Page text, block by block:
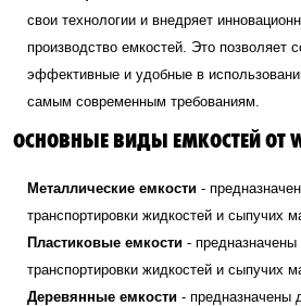
свои технологии и внедряет
производство емкостей. Это позволяет
эффективные и удобные в
самым современным требованиям.
ОСНОВНЫЕ ВИДЫ ЕМКОСТЕЙ ОТ
Металлические емкости -
транспортировки жидкостей и сыпучих
Пластиковые емкости -
транспортировки жидкостей и сыпучих
Деревянные емкости - предназначены